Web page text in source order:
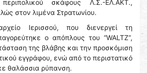
σκάφους Λ.Σ.-ΕΛ.ΑΚΤ.,
στον λιμένα Στρατωνίου.
Ιερισσού, που διενεργεί τη
ο απόπλους του “WALTZ”,
της βλάβης και την προσκόμιση
εγγράφου, ενώ από το περιστατικό
θαλάσσια ρύπανση.